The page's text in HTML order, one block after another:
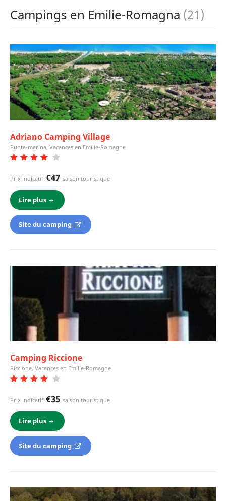
Campings en Emilie-Romagna (21)
Adriano Camping Village
Punta-marina, Vacances en Emilie-Romagne
Prix indicatif €47 saison touristique
Lire plus
Site du camping
Camping Riccione
Riccione, Vacances en Emilie-Romagne
Prix indicatif €35 saison touristique
Lire plus
Site du camping